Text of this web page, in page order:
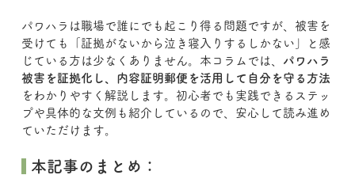
パワハラは職場で誰にでも起こり得る問題ですが、被害を
受けても「証拠がないから泣き寝入りするしかない」と感
じている方は少なくありません。本コラムでは、 パワハラ
被害を証拠化し、内容証明郵便を活用して自分を守る方法
をわかりやすく解説します。初心者でも実践できるステッ
プや具体的な文例も紹介しているので、安心して読み進め
ていただけます。
本記事のまとめ：